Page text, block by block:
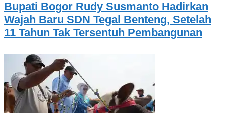
Bupati Bogor Rudy Susmanto Hadirkan
Wajah Baru SDN Tegal Benteng, Setelah
11 Tahun Tak Tersentuh Pembangunan